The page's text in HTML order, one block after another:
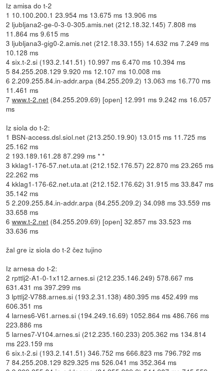
Iz amisa do t-2
1 10.100.200.1 23.954 ms 13.675 ms 13.906 ms
2 ljubljana2-ge-0-3-0-305.amis.net (212.18.32.145) 7.808 ms
11.864 ms 9.615 ms
3 ljubljana3-gig0-2.amis.net (212.18.33.155) 14.632 ms 7.249 ms
10.128 ms
4 six.t-2.si (193.2.141.51) 10.997 ms 6.470 ms 10.394 ms
5 84.255.208.129 9.920 ms 12.107 ms 10.008 ms
6 2.209.255.84.in-addr.arpa (84.255.209.2) 13.063 ms 16.770 ms
11.461 ms
7www.t-2.net (84.255.209.69) [open] 12.991 ms 9.242 ms 16.057
ms
Iz siola do t-2:
1 BSN-access.dsl.siol.net (213.250.19.90) 13.015 ms 11.725 ms
25.162 ms
2 193.189.161.28 87.299 ms * *
3 kklag1-176-57.net.uta.at (212.152.176.57) 22.870 ms 23.265 ms
22.262 ms
4 kklag1-176-62.net.uta.at (212.152.176.62) 31.915 ms 33.847 ms
35.142 ms
5 2.209.255.84.in-addr.arpa (84.255.209.2) 34.098 ms 33.559 ms
33.658 ms
6www.t-2.net (84.255.209.69) [open] 32.857 ms 33.523 ms
33.636 ms
žal gre iz siola do t-2 čez tujino
Iz arnesa do t-2:
2 rpttlj2-A1-0-1x112.arnes.si (212.235.146.249) 578.667 ms
631.431 ms 397.299 ms
3 lpttlj2-V788.arnes.si (193.2.31.138) 480.395 ms 452.499 ms
606.351 ms
4 larnes6-V61.arnes.si (194.249.16.69) 1052.864 ms 486.766 ms
223.886 ms
5 larnes7-V104.arnes.si (212.235.160.233) 205.362 ms 134.814
ms 223.159 ms
6 six.t-2.si (193.2.141.51) 346.752 ms 666.823 ms 796.792 ms
7 84.255.208.129 829.325 ms 526.041 ms 352.364 ms